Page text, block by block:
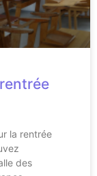
la rentrée
des